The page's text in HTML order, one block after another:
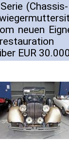
neuen
EUR